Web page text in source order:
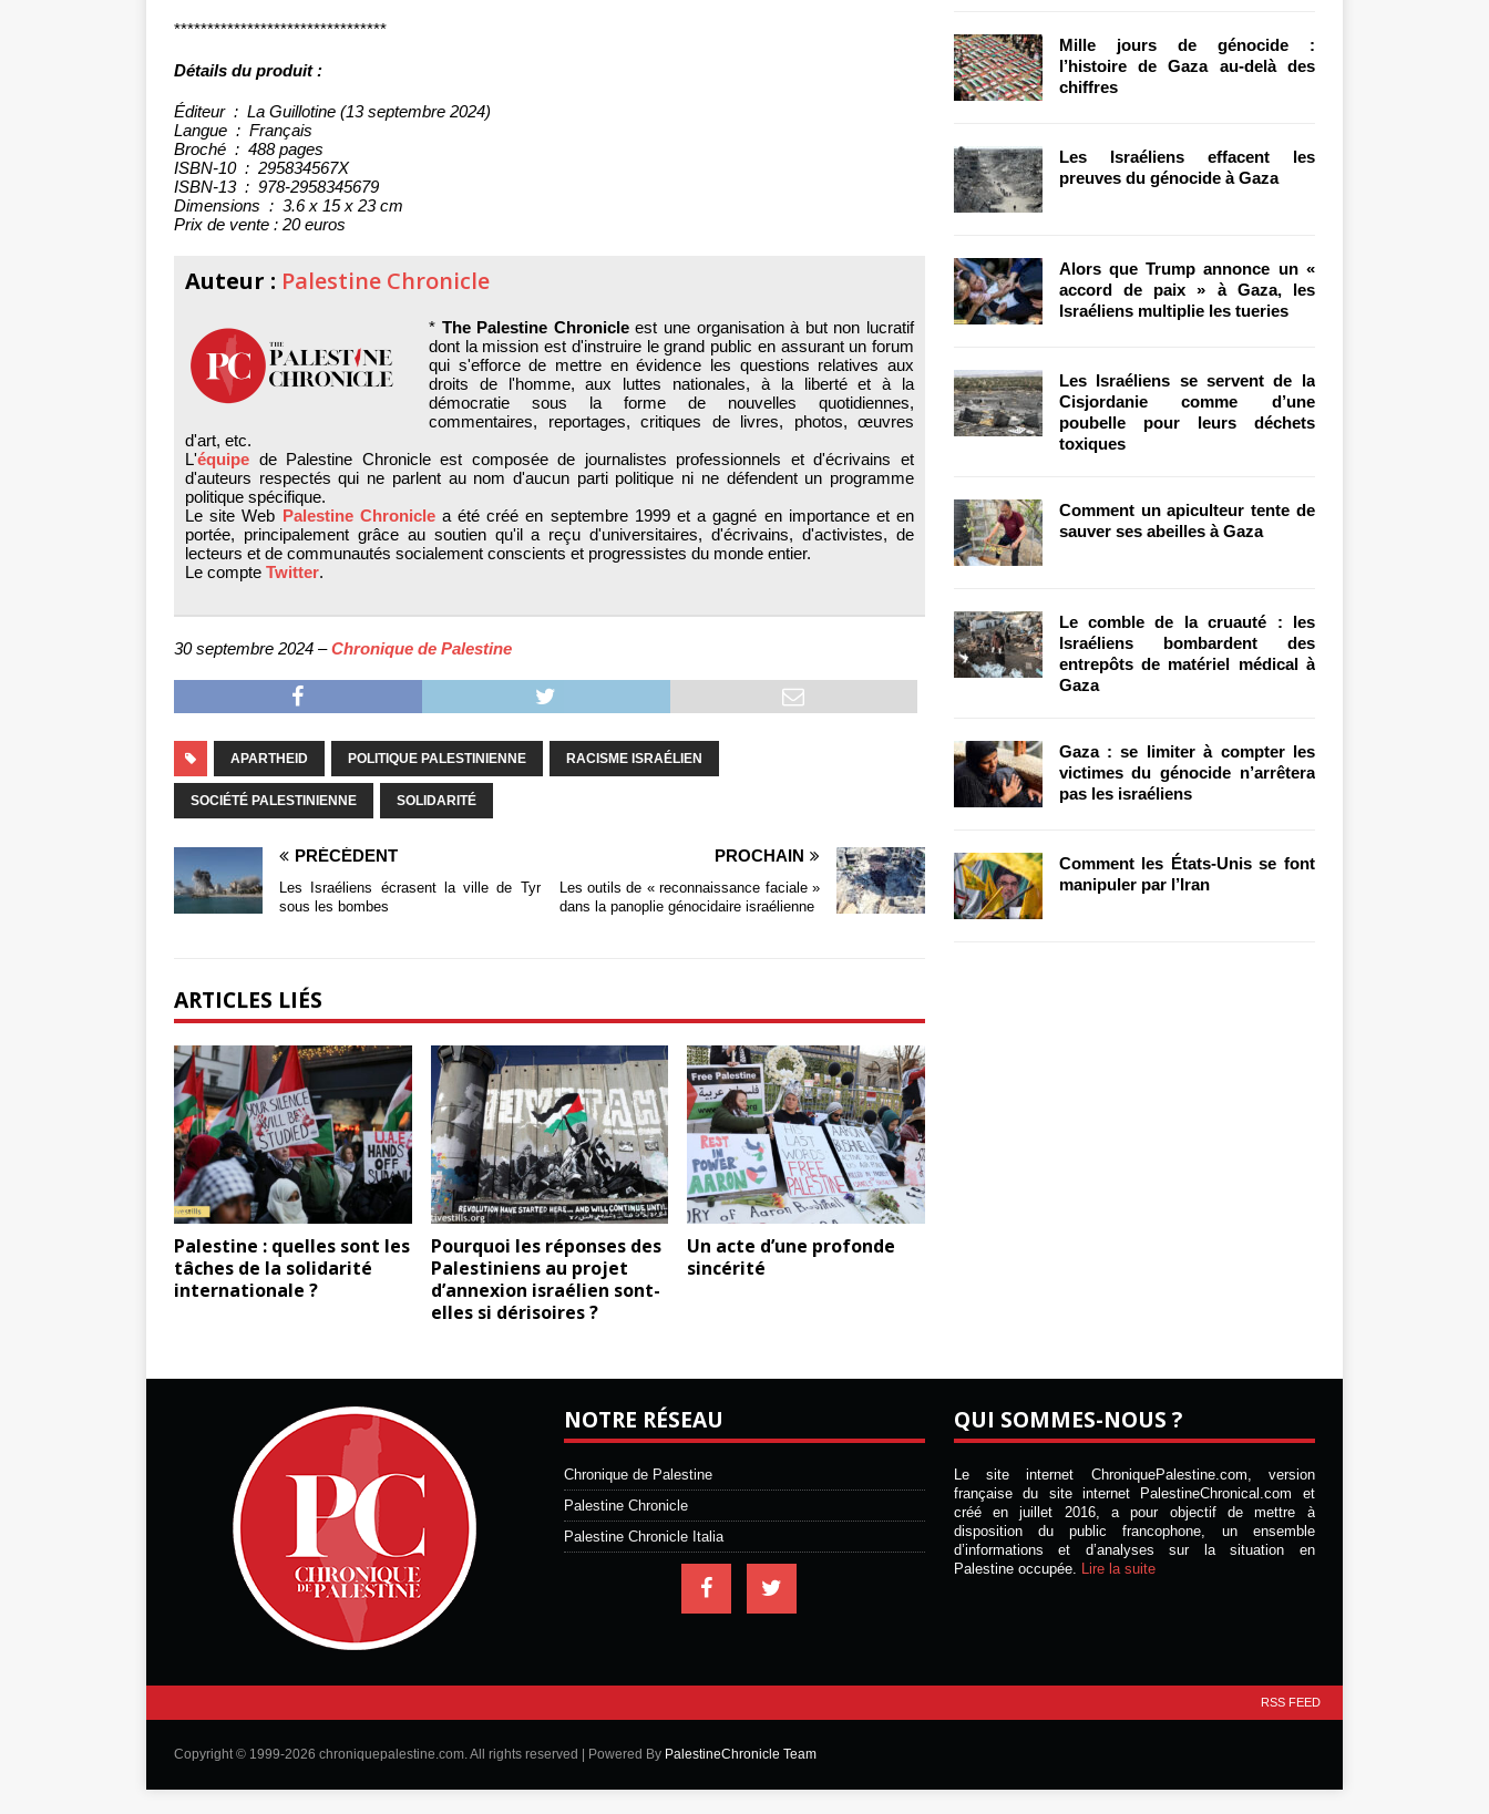
********************************
Détails du produit :
Éditeur ‏ : ‎ La Guillotine (13 septembre 2024)
Langue ‏ : ‎ Français
Broché ‏ : ‎ 488 pages
ISBN-10 ‏ : ‎ 295834567X
ISBN-13 ‏ : ‎ 978-2958345679
Dimensions ‏ : ‎ 3.6 x 15 x 23 cm
Prix de vente : 20 euros
Auteur : Palestine Chronicle
* The Palestine Chronicleest une organisation à but non lucratif
dont la mission est d'instruire le grand public en assurant un forum
qui s'efforce de mettre en évidence les questions relatives aux
droits de l'homme, aux luttes nationales, à la liberté et à la
démocratie sous la forme de nouvelles quotidiennes,
commentaires, reportages, critiques de livres, photos, œuvres
d'art, etc.
L'équipe de Palestine Chronicle est composée de journalistes professionnels et d'écrivains et
d'auteurs respectés qui ne parlent au nom d'aucun parti politique ni ne défendent un programme
politique spécifique.
Le site Web Palestine Chroniclea été créé en septembre 1999 et a gagné en importance et en
portée, principalement grâce au soutien qu'il a reçu d'universitaires, d'écrivains, d'activistes, de
lecteurs et de communautés socialement conscients et progressistes du monde entier.
Le compte Twitter.
30 septembre 2024 –Chronique de Palestine
APARTHEID POLITIQUE PALESTINIENNE RACISME ISRAÉLIEN
SOCIÉTÉ PALESTINIENNE SOLIDARITÉ
PRÉCÉDENT
Les Israéliens écrasent la ville de Tyr
sous les bombes
PROCHAIN
Les outils de « reconnaissance faciale »
dans la panoplie génocidaire israélienne
ARTICLES LIÉS
Palestine : quelles sont les
tâches de la solidarité
internationale ?
Pourquoi les réponses des
Palestiniens au projet
d’annexion israélien sont-
elles si dérisoires ?
Un acte d’une profonde
sincérité
Mille jours de génocide :
l’histoire de Gaza au-delà des
chiffres
Les Israéliens effacent les
preuves du génocide à Gaza
Alors que Trump annonce un «
accord de paix » à Gaza, les
Israéliens multiplie les tueries
Les Israéliens se servent de la
Cisjordanie comme d’une
poubelle pour leurs déchets
toxiques
Comment un apiculteur tente de
sauver ses abeilles à Gaza
Le comble de la cruauté : les
Israéliens bombardent des
entrepôts de matériel médical à
Gaza
Gaza : se limiter à compter les
victimes du génocide n’arrêtera
pas les israéliens
Comment les États-Unis se font
manipuler par l’Iran
NOTRE RÉSEAU
Chronique de Palestine
Palestine Chronicle
Palestine Chronicle Italia
QUI SOMMES-NOUS ?
Le site internet ChroniquePalestine.com, version
française du site internet PalestineChronical.com et
créé en juillet 2016, a pour objectif de mettre à
disposition du public francophone, un ensemble
d’informations et d’analyses sur la situation en
Palestine occupée. Lire la suite
RSS FEED
Copyright © 1999-2026 chroniquepalestine.com. All rights reserved | Powered By PalestineChronicle Team